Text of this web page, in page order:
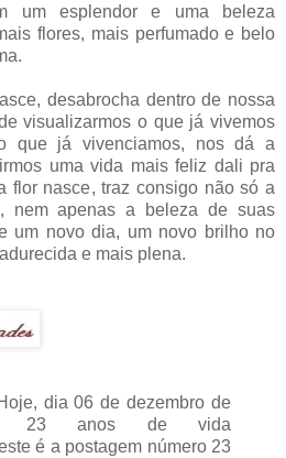
um esplendor e uma beleza
flores, mais perfumado e belo
desabrocha dentro de nossa
visualizarmos o que já vivemos
que já vivenciamos, nos dá a
uma vida mais feliz dali pra
flor nasce, traz consigo não só a
nem apenas a beleza de suas
um novo dia, um novo brilho no
e mais plena.
dia 06 de dezembro de
23 anos de vida
é a postagem número 23